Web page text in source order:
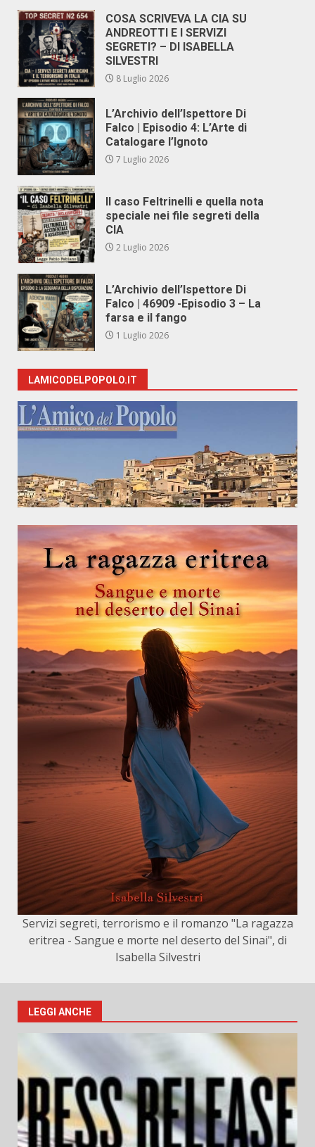
COSA SCRIVEVA LA CIA SU
ANDREOTTI E I SERVIZI
SEGRETI? – DI ISABELLA
SILVESTRI
8 Luglio 2026
L’Archivio dell’Ispettore Di
Falco | Episodio 4: L’Arte di
Catalogare l’Ignoto
7 Luglio 2026
Il caso Feltrinelli e quella nota
speciale nei file segreti della
CIA
2 Luglio 2026
L’Archivio dell’Ispettore Di
Falco | 46909 -Episodio 3 – La
farsa e il fango
1 Luglio 2026
LAMICODELPOPOLO.IT
Servizi segreti, terrorismo e il romanzo "La ragazza
eritrea - Sangue e morte nel deserto del Sinai", di
Isabella Silvestri
LEGGI ANCHE